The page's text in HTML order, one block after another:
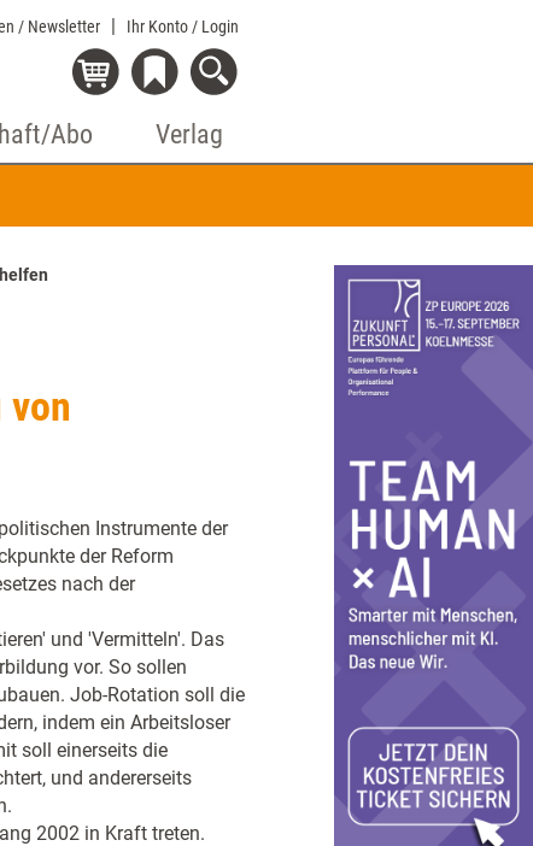
/ Newsletter Ihr Konto / Login
Abo Verlag
Instrumente der
der Reform
nach der
und 'Vermitteln'. Das
vor. So sollen
Job-Rotation soll die
indem ein Arbeitsloser
soll einerseits die
und andererseits
2002 in Kraft treten.